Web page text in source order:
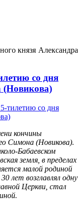
князя Александра
со дня
кончины
Симона (Новикова).
Бабаевском
земля, в пределах
малой родиной
лет возглавлял одну
Церкви, стал